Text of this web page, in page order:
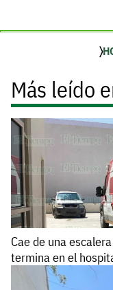
Más leído
Cae de una
termina en el